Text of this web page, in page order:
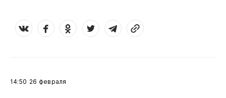
14:50 26 февраля